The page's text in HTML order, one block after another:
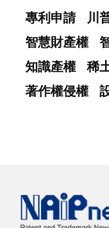
專利申請
川
智慧財產權
知識產權
稀
著作權侵權